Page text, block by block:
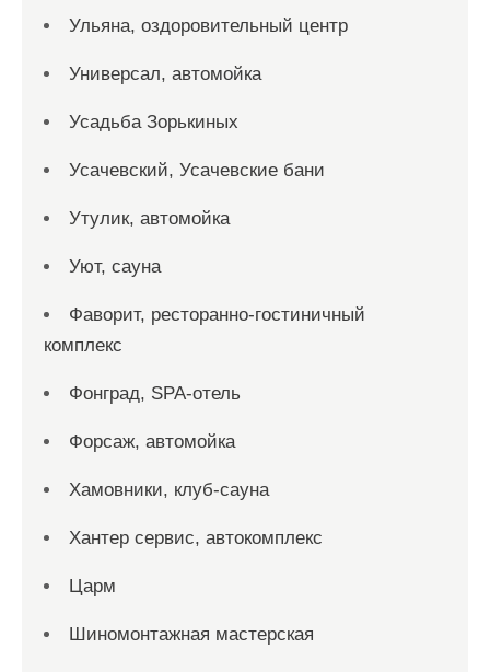
Ульяна, оздоровительный центр
Универсал, автомойка
Усадьба Зорькиных
Усачевский, Усачевские бани
Утулик, автомойка
Уют, сауна
Фаворит, ресторанно-гостиничный
комплекс
Фонград, SPA-отель
Форсаж, автомойка
Хамовники, клуб-сауна
Хантер сервис, автокомплекс
Царм
Шиномонтажная мастерская